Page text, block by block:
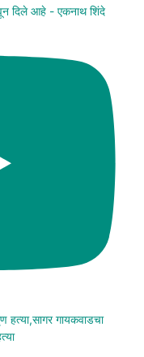
दिले आहे - एकनाथ शिंदे
हत्या,सागर गायकवाडचा